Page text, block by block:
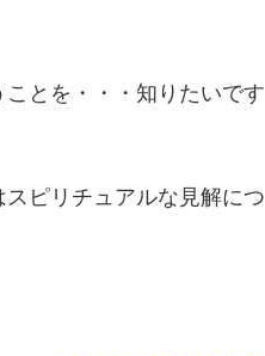
とを・・・知りたいです
ピリチュアルな見解につ